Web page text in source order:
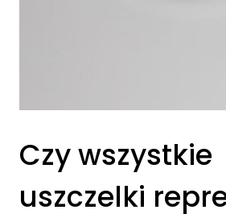
Czy wszystkie
uszczelki